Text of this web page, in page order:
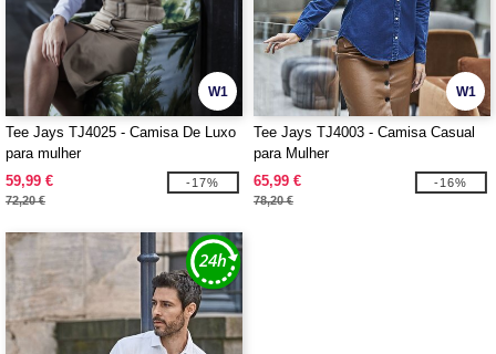
W1
Tee Jays TJ4025 - Camisa De Luxo
para mulher
59,99 €
72,20 €
-17%
W1
Tee Jays TJ4003 - Camisa Casual
para Mulher
65,99 €
78,20 €
-16%